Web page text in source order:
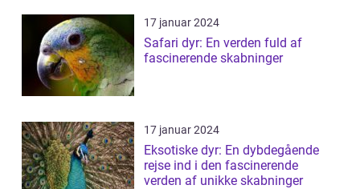
17 januar 2024
Safari dyr: En verden fuld af
fascinerende skabninger
17 januar 2024
Eksotiske dyr: En dybdegående
rejse ind i den fascinerende
verden af unikke skabninger